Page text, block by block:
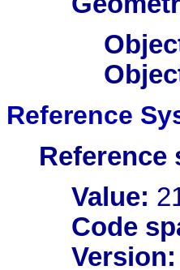
Reference
Value:
Code
Version: